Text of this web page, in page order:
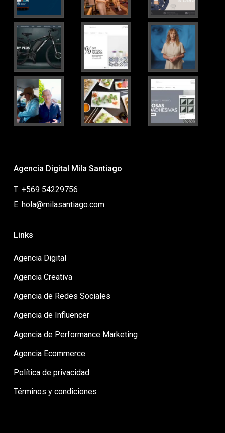
Agencia Digital Mila Santiago
T: +569 54229756
E: hola@milasantiago.com
Links
Agencia Digital
Agencia Creativa
Agencia de Redes Sociales
Agencia de Influencer
Agencia de Performance Marketing
Agencia Ecommerce
Política de privacidad
Términos y condiciones